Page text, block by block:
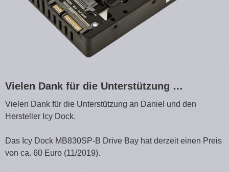
Vielen Dank für die Unterstützung …
Vielen Dank für die Unterstützung an Daniel und den
Hersteller Icy Dock.
Das Icy Dock MB830SP-B Drive Bay hat derzeit einen Preis
von ca. 60 Euro (11/2019).